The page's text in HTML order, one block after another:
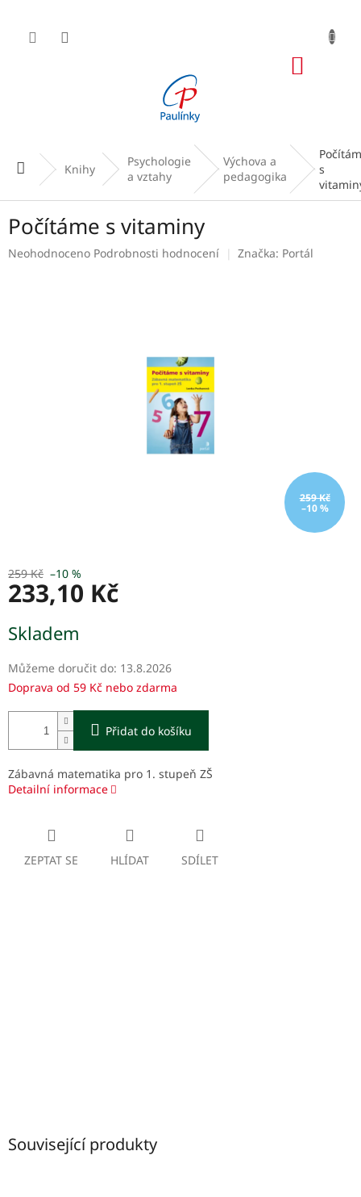
obsah
Domů Knihy
Psychologie
a vztahy
Výchova a
pedagogika
s
Počítáme s vitaminy
Průměrné
Neohodnoceno Podrobnosti hodnocení Značka: Portál
259 Kč
–10 %
259 Kč –10 %
233,10 Kč
cena:
Skladem
Můžeme doručit do: 13.8.2026
Doprava od 59 Kč nebo zdarma
Přidat do košíku
Zábavná matematika pro 1. stupeň ZŠ
Detailní informace
ZEPTAT SE HLÍDAT SDÍLET
Související produkty